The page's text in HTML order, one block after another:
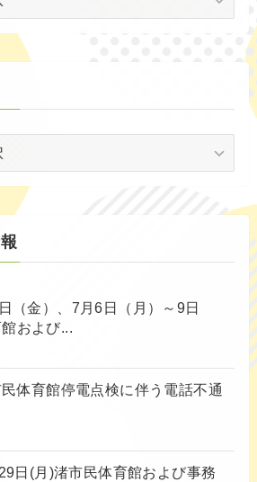
（金）、7月6日（月）～9日
館および...
民体育館停電点検に伴う電話不通
日(月)渚市民体育館および事務